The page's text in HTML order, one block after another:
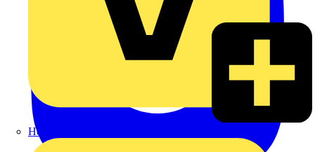
Heinrich Häusler GmbH